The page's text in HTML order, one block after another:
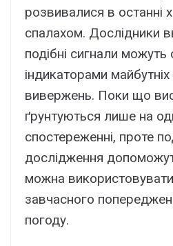
розвивалися в останні
спалахом. Дослідники
подібні сигнали можуть
індикаторами
вивержень. Поки що
ґрунтуються лише на
спостереженні, проте
дослідження
можна
завчасного
погоду.